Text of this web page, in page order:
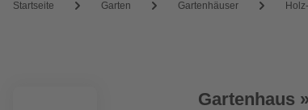
Startseite Garten Gartenhäuser
Gartenhaus